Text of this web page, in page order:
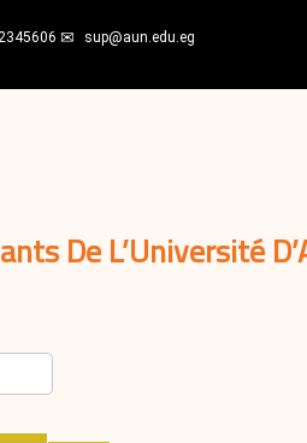
sup@aun.edu.eg
De L’Université